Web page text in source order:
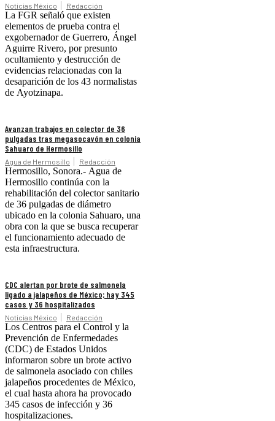
Noticias México Redacción
La FGR señaló que existen
elementos de prueba contra el
exgobernador de Guerrero, Ángel
Aguirre Rivero, por presunto
ocultamiento y destrucción de
evidencias relacionadas con la
desaparición de los 43 normalistas
de Ayotzinapa.
Avanzan trabajos en colector de 36
pulgadas tras megasocavón en colonia
Sahuaro de Hermosillo
Agua de Hermosillo Redacción
Hermosillo, Sonora.- Agua de
Hermosillo continúa con la
rehabilitación del colector sanitario
de 36 pulgadas de diámetro
ubicado en la colonia Sahuaro, una
obra con la que se busca recuperar
el funcionamiento adecuado de
esta infraestructura.
CDC alertan por brote de salmonela
ligado a jalapeños de México; hay 345
casos y 36 hospitalizados
Noticias México Redacción
Los Centros para el Control y la
Prevención de Enfermedades
(CDC) de Estados Unidos
informaron sobre un brote activo
de salmonela asociado con chiles
jalapeños procedentes de México,
el cual hasta ahora ha provocado
345 casos de infección y 36
hospitalizaciones.